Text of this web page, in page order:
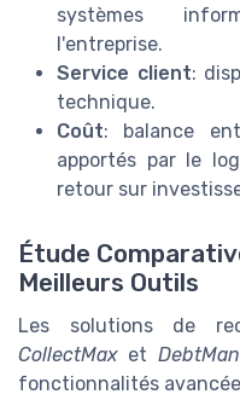
systèmes
l'entreprise.
Service client:
technique.
Coût: balance
apportés par le
retour sur
Étude
Meilleurs Outils
Les solutions de
CollectMax et
fonctionnalités